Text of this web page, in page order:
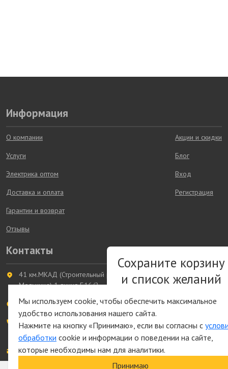
Контакты
41 км.МКАД (Строительный рынок
Мельница) 1 линия Б16/2
Время работы: с 09.00 до 19.00
+7 926 761-44-64,
elektro-tovars@ya.ru
Информация
О компании
Услуги
Электрика оптом
Доставка и оплата
Гарантии и возврат
Отзывы
Акции и скидки
Блог
Вход
Регистрация
Сохраните корзину
и список желаний
Быстрая авторизация на
Мы используем cookie, чтобы обеспечить максимальное
удобство использования нашего сайта.
Нажмите на кнопку «Принимаю», если вы согласны с
обработки cookie и информации о поведении на сайте,
которые необходимы нам для аналитики.
Принимаю